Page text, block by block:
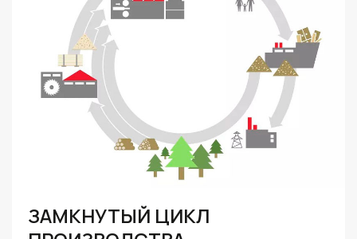
ЗАМКНУТЫЙ ЦИКЛ